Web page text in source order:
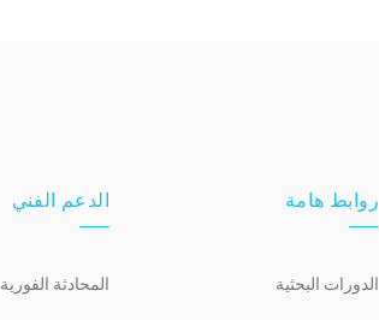
روابط هامة
الدورات البحثية
الدعم الفني
المحادثة الفورية